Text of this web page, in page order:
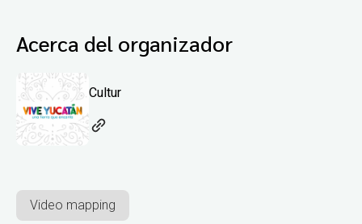
Acerca del organizador
Cultur
Video mapping